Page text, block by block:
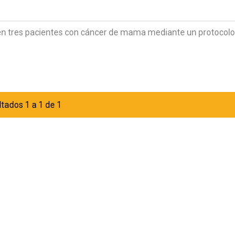
tres pacientes con cáncer de mama mediante un protocolo
1 a 1 de 1